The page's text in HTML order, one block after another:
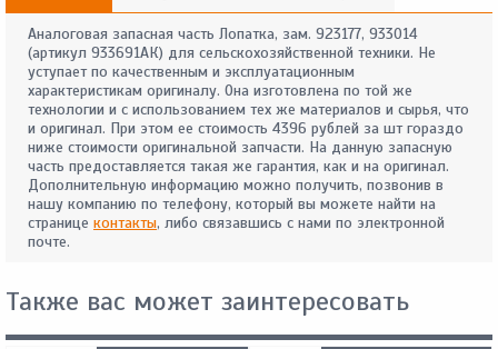
Аналоговая запасная часть Лопатка, зам. 923177, 933014
(артикул 933691АК) для сельскохозяйственной техники. Не
уступает по качественным и эксплуатационным
характеристикам оригиналу. Она изготовлена по той же
технологии и с использованием тех же материалов и сырья, что
и оригинал. При этом ее стоимость 4396 рублей за шт гораздо
ниже стоимости оригинальной запчасти. На данную запасную
часть предоставляется такая же гарантия, как и на оригинал.
Дополнительную информацию можно получить, позвонив в
нашу компанию по телефону, который вы можете найти на
странице контакты, либо связавшись с нами по электронной
почте.
Также вас может заинтересовать